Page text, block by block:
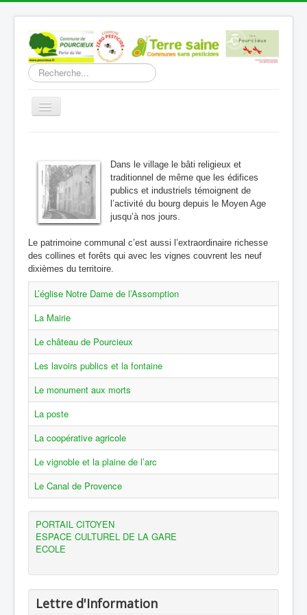
Rechercher
Basculer
Découverte
Vie Municipale
Vie locale
Communication
Vous êtes ici : Accueil
Dans le village le bâti religieux et
traditionnel de même que les édifices
publics et industriels témoignent de
l’activité du bourg depuis le Moyen Age
jusqu’à nos jours.
Le patrimoine communal c’est aussi l’extraordinaire richesse
des collines et forêts qui avec les vignes couvrent les neuf
dixièmes du territoire.
L’église Notre Dame de l’Assomption
La Mairie
Le château de Pourcieux
Les lavoirs publics et la fontaine
Le monument aux morts
La poste
La coopérative agricole
Le vignoble et la plaine de l’arc
Le Canal de Provence
PORTAIL CITOYEN
ESPACE CULTUREL DE LA GARE
ECOLE
Lettre d'Information